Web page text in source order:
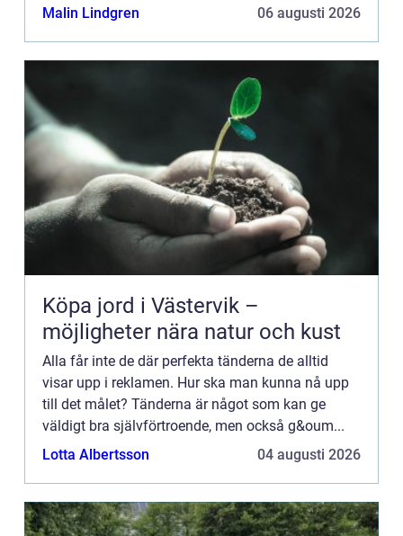
Malin Lindgren 06 augusti 2026
Köpa jord i Västervik –
möjligheter nära natur och kust
Alla får inte de där perfekta tänderna de alltid
visar upp i reklamen. Hur ska man kunna nå upp
till det målet? Tänderna är något som kan ge
väldigt bra självförtroende, men också g&oum...
Lotta Albertsson
04 augusti 2026